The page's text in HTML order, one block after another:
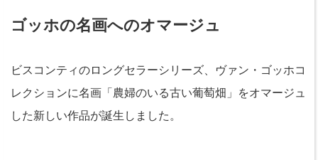
ゴッホの名画へのオマージュ
ビスコンティのロングセラーシリーズ、ヴァン・ゴッホコ
レクションに名画「農婦のいる古い葡萄畑」をオマージュ
した新しい作品が誕生しました。